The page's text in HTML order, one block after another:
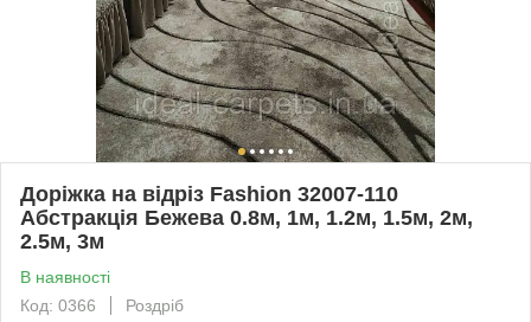
Доріжка на відріз Fashion 32007-110
Абстракція Бежева 0.8м, 1м, 1.2м, 1.5м, 2м,
2.5м, 3м
В наявності
Код: 0366
Роздріб